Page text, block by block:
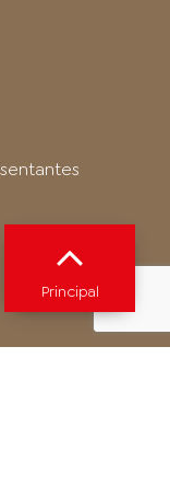
Principal